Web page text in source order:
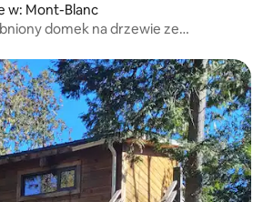
w: Mont-Blanc
domek na drzewie ze